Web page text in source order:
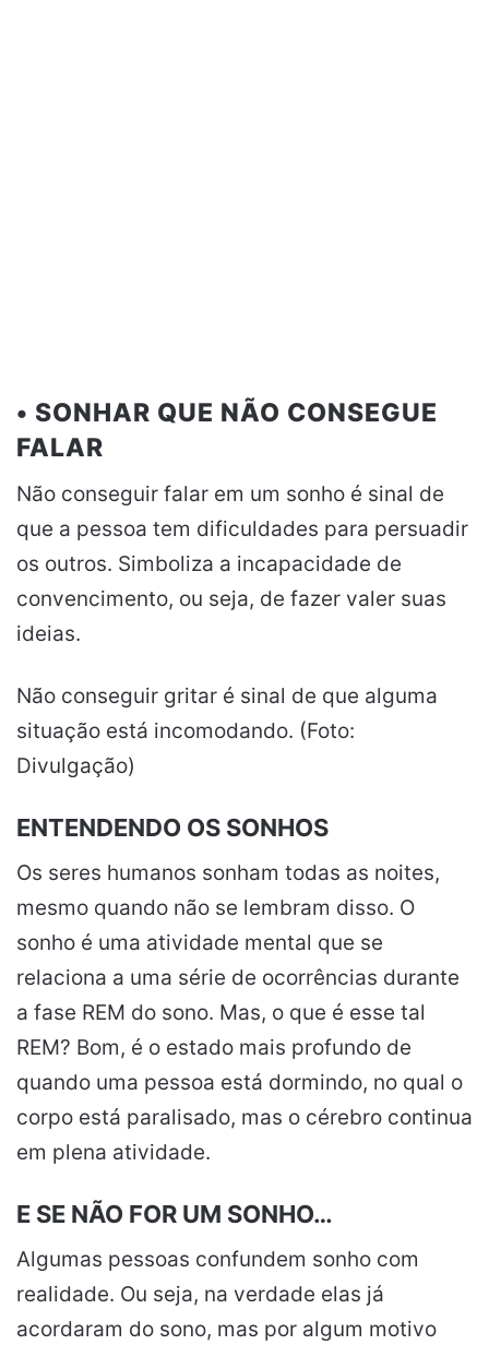
• SONHAR QUE NÃO CONSEGUE
FALAR
Não conseguir falar em um sonho é sinal de
que a pessoa tem dificuldades para persuadir
os outros. Simboliza a incapacidade de
convencimento, ou seja, de fazer valer suas
ideias.
Não conseguir gritar é sinal de que alguma
situação está incomodando. (Foto:
Divulgação)
ENTENDENDO OS SONHOS
Os seres humanos sonham todas as noites,
mesmo quando não se lembram disso. O
sonho é uma atividade mental que se
relaciona a uma série de ocorrências durante
a fase REM do sono. Mas, o que é esse tal
REM? Bom, é o estado mais profundo de
quando uma pessoa está dormindo, no qual o
corpo está paralisado, mas o cérebro continua
em plena atividade.
E SE NÃO FOR UM SONHO…
Algumas pessoas confundem sonho com
realidade. Ou seja, na verdade elas já
acordaram do sono, mas por algum motivo